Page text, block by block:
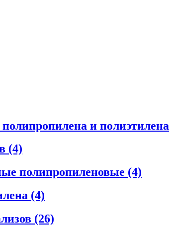
и полиэтилена
(4)
полипропиленовые (4)
(4)
(26)